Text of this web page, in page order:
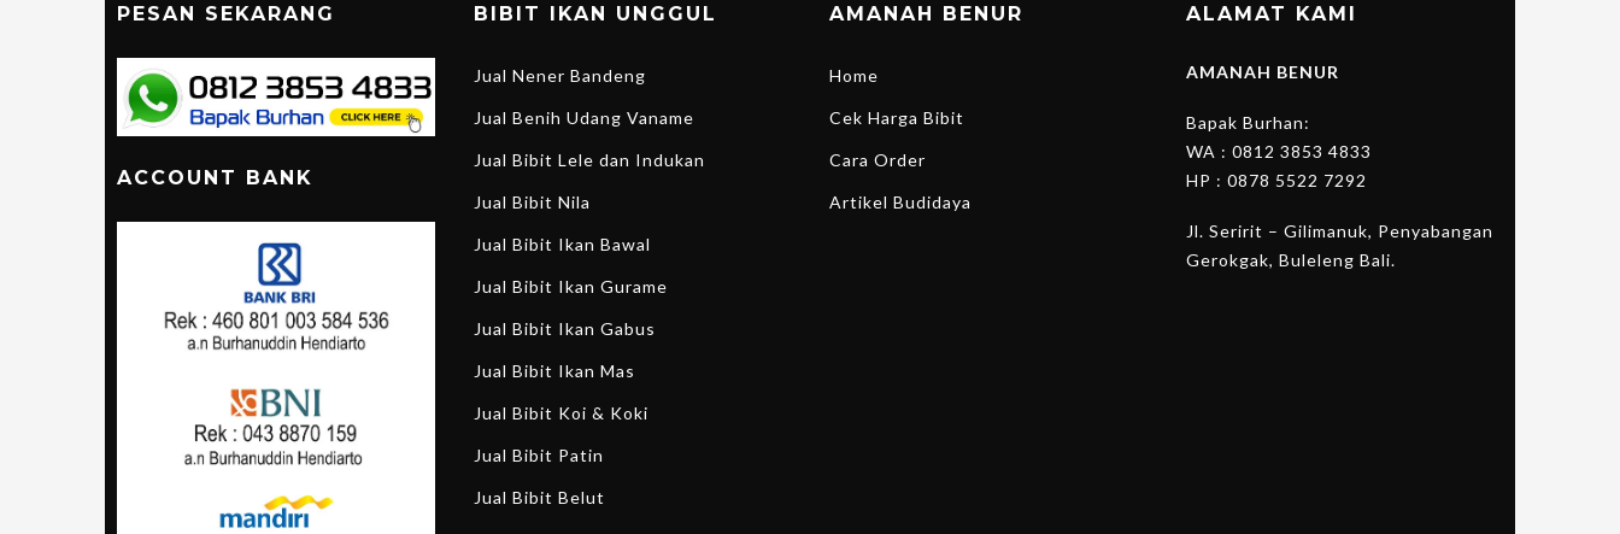
PESAN SEKARANG
ACCOUNT BANK
BIBIT IKAN UNGGUL
Jual Nener Bandeng
Jual Benih Udang Vaname
Jual Bibit Lele dan Indukan
Jual Bibit Nila
Jual Bibit Ikan Bawal
Jual Bibit Ikan Gurame
Jual Bibit Ikan Gabus
Jual Bibit Ikan Mas
Jual Bibit Koi & Koki
Jual Bibit Patin
Jual Bibit Belut
AMANAH BENUR
Home
Cek Harga Bibit
Cara Order
Artikel Budidaya
ALAMAT KAMI
AMANAH BENUR
Bapak Burhan:
WA : 0812 3853 4833
HP : 0878 5522 7292
Jl. Seririt – Gilimanuk, Penyabangan
Gerokgak, Buleleng Bali.